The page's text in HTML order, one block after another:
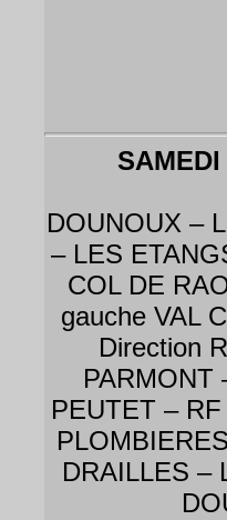
DOUNOUX –
– LES
COL DE
gauche VAL
Direction
PARMONT
PEUTET –
DRAILLES –